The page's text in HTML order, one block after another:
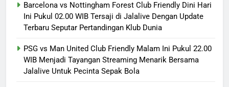
Barcelona vs Nottingham Forest Club Friendly Dini Hari
Ini Pukul 02.00 WIB Tersaji di Jalalive Dengan Update
Terbaru Seputar Pertandingan Klub Dunia
PSG vs Man United Club Friendly Malam Ini Pukul 22.00
WIB Menjadi Tayangan Streaming Menarik Bersama
Jalalive Untuk Pecinta Sepak Bola